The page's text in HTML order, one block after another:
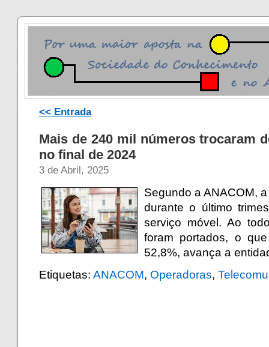
<< Entrada
Mais de 240 mil números trocaram
no final de 2024
3 de Abril, 2025
Segundo a ANACOM,
durante o último
serviço móvel. Ao
foram portados, o
52,8%, avança a
Etiquetas: ANACOM, Operadoras,